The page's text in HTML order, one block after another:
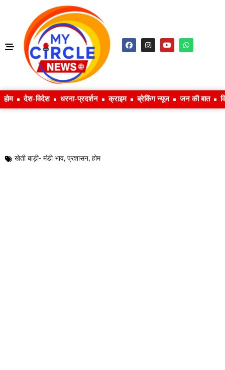
होम देश-विदेश धरना-प्रदर्शन क्राइम ब्रेकिंग न्यूज जन की बात
खेती बाड़ी- मंडी भाव, प्रशासन, होम